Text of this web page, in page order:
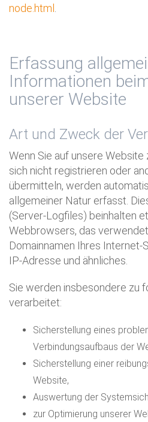
node.html
Erfassung
Informationen
unserer Website
Art und Zweck der
Wenn Sie auf unsere Website
sich nicht registrieren oder
übermitteln, werden
allgemeiner Natur erfasst.
(Server-Logfiles) beinhalten
Webbrowsers, das
Domainnamen Ihres Internet-
IP-Adresse und ähnliches.
Sie werden insbesondere zu
verarbeitet:
Sicherstellung eines
Verbindungsaufbaus der
Sicherstellung einer
Website,
Auswertung der
zur Optimierung unserer